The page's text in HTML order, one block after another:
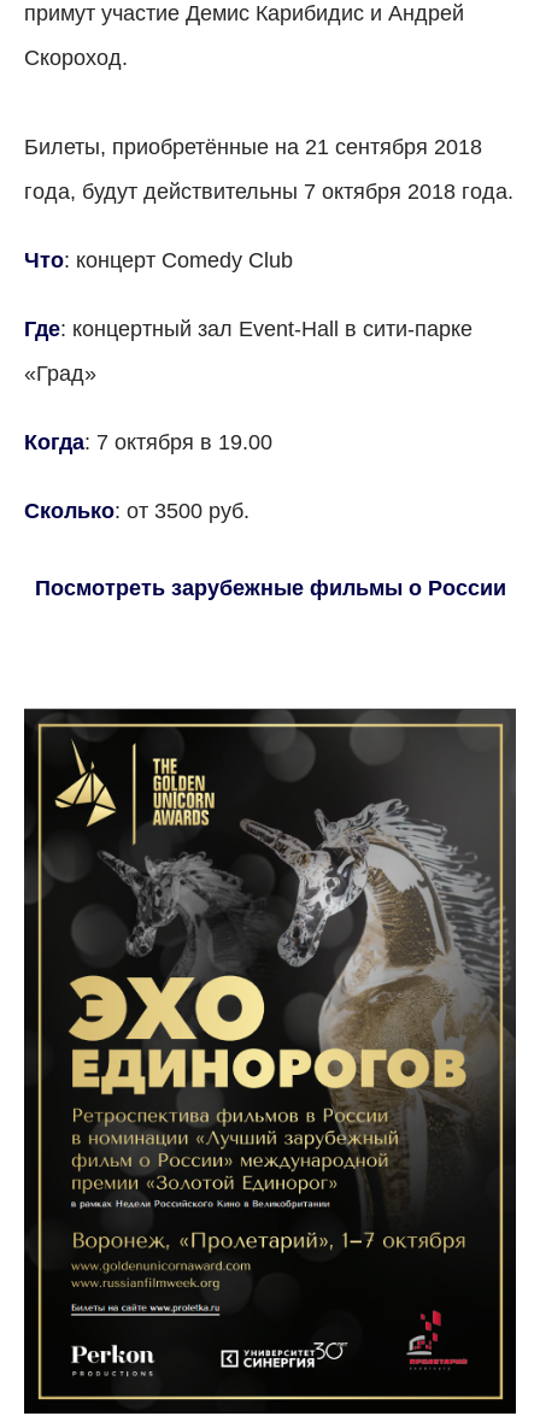
примут участие Демис Карибидис и Андрей
Скороход.
Билеты, приобретённые на 21 сентября 2018
года, будут действительны 7 октября 2018 года.
Что: концерт Comedy Club
Где: концертный зал Event-Hall в сити-парке
«Град»
Когда: 7 октября в 19.00
Сколько: от 3500 руб.
Посмотреть зарубежные фильмы о России